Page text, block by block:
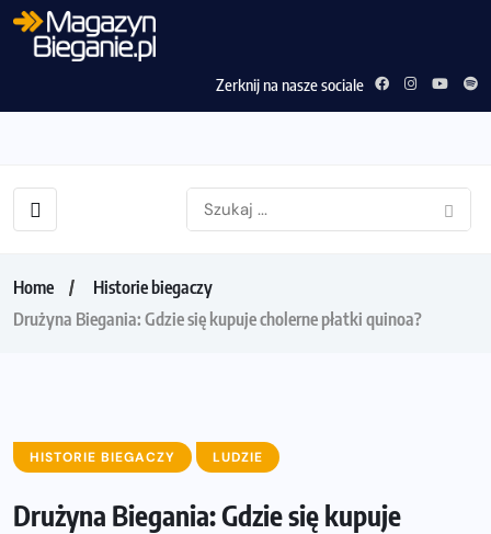
Zerknij na nasze sociale
Home
Historie biegaczy
Drużyna Biegania: Gdzie się kupuje cholerne płatki quinoa?
HISTORIE BIEGACZY LUDZIE
Drużyna Biegania: Gdzie się kupuje